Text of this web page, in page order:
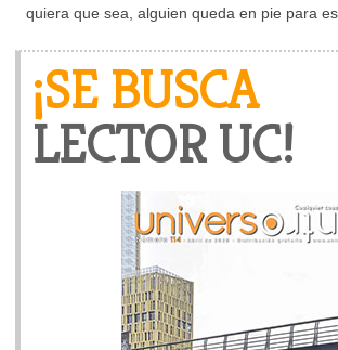
quiera que sea, alguien queda en pie para
¡SE BUSCA
LECTOR UC!